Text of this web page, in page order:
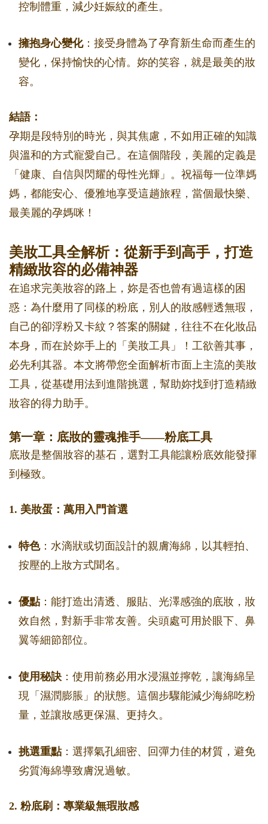
控制體重，減少妊娠紋的產生。
擁抱身心變化：接受身體為了孕育新生命而產生的
變化，保持愉快的心情。妳的笑容，就是最美的妝
容。
結語：
孕期是段特別的時光，與其焦慮，不如用正確的知識
與溫和的方式寵愛自己。在這個階段，美麗的定義是
「健康、自信與閃耀的母性光輝」。祝福每一位準媽
媽，都能安心、優雅地享受這趟旅程，當個最快樂、
最美麗的孕媽咪！
美妝工具全解析：從新手到高手，打造
精緻妝容的必備神器
在追求完美妝容的路上，妳是否也曾有過這樣的困
惑：為什麼用了同樣的粉底，別人的妝感輕透無瑕，
自己的卻浮粉又卡紋？答案的關鍵，往往不在化妝品
本身，而在於妳手上的「美妝工具」！工欲善其事，
必先利其器。本文將帶您全面解析市面上主流的美妝
工具，從基礎用法到進階挑選，幫助妳找到打造精緻
妝容的得力助手。
第一章：底妝的靈魂推手——粉底工具
底妝是整個妝容的基石，選對工具能讓粉底效能發揮
到極致。
1. 美妝蛋：萬用入門首選
特色：水滴狀或切面設計的親膚海綿，以其輕拍、
按壓的上妝方式聞名。
優點：能打造出清透、服貼、光澤感強的底妝，妝
效自然，對新手非常友善。尖頭處可用於眼下、鼻
翼等細節部位。
使用秘訣 ：使用前務必用水浸濕並擰乾，讓海綿呈
現「濕潤膨脹」的狀態。這個步驟能減少海綿吃粉
量，並讓妝感更保濕、更持久。
挑選重點：選擇氣孔細密、回彈力佳的材質，避免
劣質海綿導致膚況過敏。
2. 粉底刷：專業級無瑕妝感